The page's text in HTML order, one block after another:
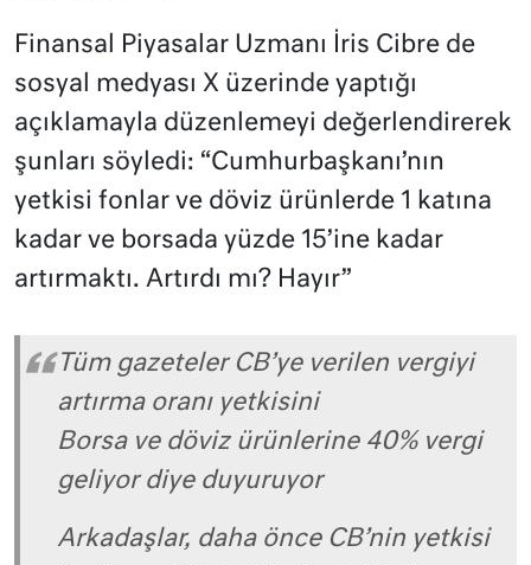
Finansal Piyasalar Uzmanı İris Cibre de
sosyal medyası X üzerinde yaptığı
açıklamayla düzenlemeyi değerlendirerek
şunları söyledi: “Cumhurbaşkanı’nın
yetkisi fonlar ve döviz ürünlerde 1 katına
kadar ve borsada yüzde 15’ine kadar
artırmaktı. Artırdı mı? Hayır”
Tüm gazeteler CB’ye verilen vergiyi
artırma oranı yetkisini
Borsa ve döviz ürünlerine 40% vergi
geliyor diye duyuruyor
Arkadaşlar, daha önce CB’nin yetkisi